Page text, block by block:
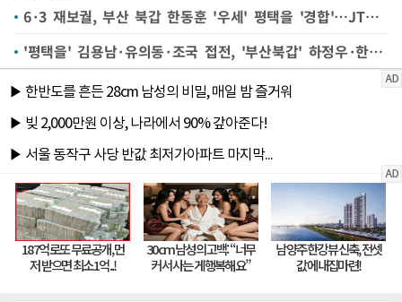
6·3 재보궐, 부산 북갑 한동훈 '우세' 평택을 '경합'…JTBC 예측조사
'평택을' 김용남·유의동·조국 접전, '부산북갑' 하정우·한동훈 경합…방송3사 출구조사(종합)